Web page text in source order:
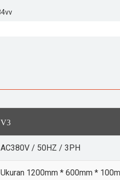
V3
AC380V / 50HZ / 3PH
Ukuran 1200mm * 600mm *